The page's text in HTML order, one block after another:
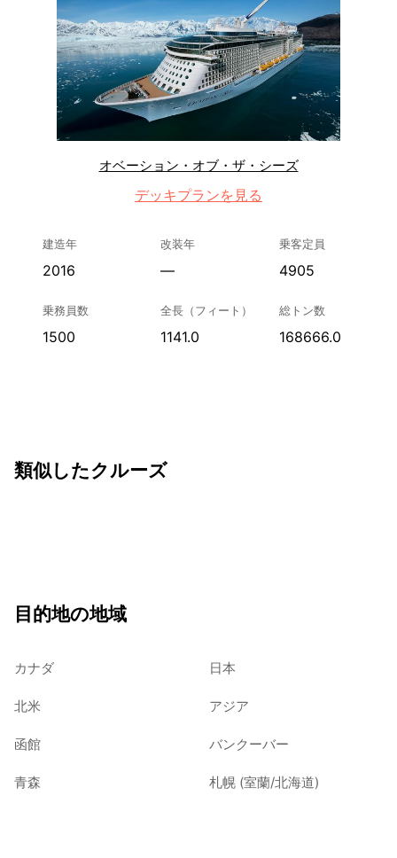
オベーション・オブ・ザ・シーズ
デッキプランを見る
建造年
2016
改装年
—
乗客定員
4905
乗務員数
1500
全長（フィート）
1141.0
総トン数
168666.0
類似したクルーズ
目的地の地域
カナダ 日本
北米 アジア
函館 バンクーバー
青森 札幌 (室蘭/北海道)